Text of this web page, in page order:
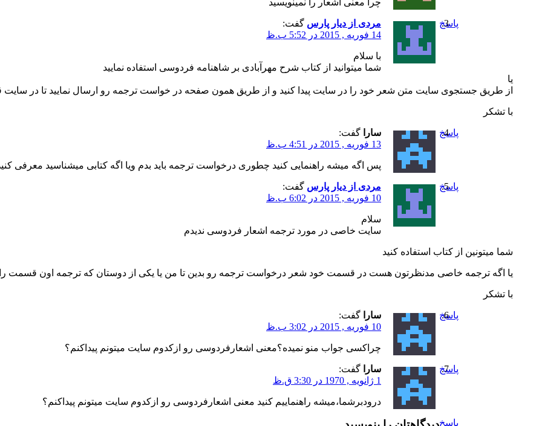
پاسخ مردی از دیار پارس گفت:
14 فوریه , 2015 در 5:52 ب.ظ
با سلام
شما میتوانید از کتاب شرح مهرآبادى بر شاهنامه فردوسی استفاده نمایید
یا
از طریق جستجوی سایت متن شعر خود را در سایت پیدا کنید و از طریق همون صفحه در خواست ترجمه رو ارسال نمایید تا در سایت
با تشکر
پاسخ سارا
گفت:
13 فوریه , 2015 در 4:51 ب.ظ
پس اگه میشه راهنمایی کنید چطوری درخواست ترجمه باید بدم ویا اگه کتابی میشناسید معرفی
پاسخ مردی از دیار پارس گفت:
10 فوریه , 2015 در 6:02 ب.ظ
سلام
سایت خاصی در مورد ترجمه اشعار فردوسی ندیدم
شما میتونین از کتاب استفاده کنید
یا اگه ترجمه خاصی مدنظرتون هست در قسمت خود شعر درخواست ترجمه رو بدین تا من یا یکی از دوستان که ترجمه اون قسمت را
با تشکر
پاسخ سارا
گفت:
10 فوریه , 2015 در 3:02 ب.ظ
چراکسی جواب منو نمیده؟معنی اشعارفردوسی رو ازکدوم سایت میتونم پیداکنم؟
پاسخ سارا
گفت:
1 ژانویه , 1970 در 3:30 ق.ظ
درودبرشما،میشه راهنماییم کنید معنی اشعارفردوسی رو ازکدوم سایت میتونم پیداکنم؟
پاسخ